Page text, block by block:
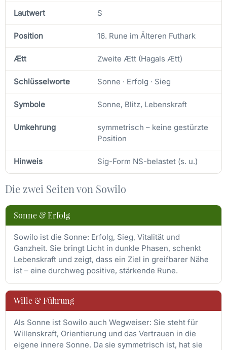
Lautwert S
Position 16. Rune im Älteren Futhark
Ætt Zweite Ætt (Hagals Ætt)
Schlüsselworte Sonne · Erfolg · Sieg
Symbole Sonne, Blitz, Lebenskraft
Umkehrung
symmetrisch – keine gestürzte
Position
Hinweis Sig-Form NS-belastet (s. u.)
Die zwei Seiten von Sowilo
Sonne & Erfolg
Sowilo ist die Sonne: Erfolg, Sieg, Vitalität und
Ganzheit. Sie bringt Licht in dunkle Phasen, schenkt
Lebenskraft und zeigt, dass ein Ziel in greifbarer Nähe
ist – eine durchweg positive, stärkende Rune.
Wille & Führung
Als Sonne ist Sowilo auch Wegweiser: Sie steht für
Willenskraft, Orientierung und das Vertrauen in die
eigene innere Sonne. Da sie symmetrisch ist, hat sie